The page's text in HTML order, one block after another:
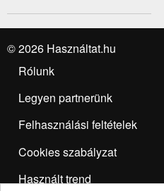
© 2026 Használtat.hu
Rólunk
Legyen partnerünk
Felhasználási feltételek
Cookies szabályzat
Használt trend